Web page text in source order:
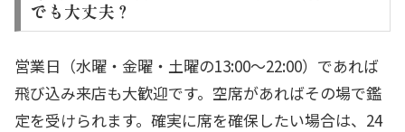
でも大丈夫？
営業日（水曜・金曜・土曜の13:00〜22:00）であれば
飛び込み来店も大歓迎です。空席があればその場で鑑
定を受けられます。確実に席を確保したい場合は、24